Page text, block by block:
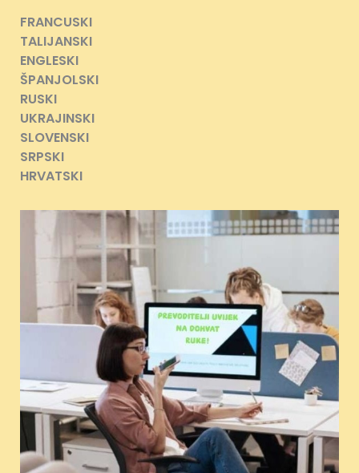
FRANCUSKI
TALIJANSKI
ENGLESKI
ŠPANJOLSKI
RUSKI
UKRAJINSKI
SLOVENSKI
SRPSKI
HRVATSKI